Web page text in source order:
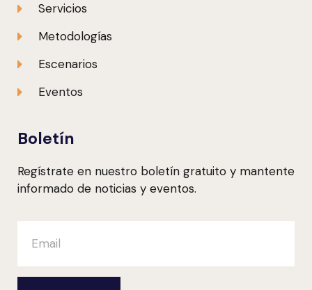
Servicios
Metodologías
Escenarios
Eventos
Boletín
Regístrate en nuestro boletín gratuito y mantente
informado de noticias y eventos.